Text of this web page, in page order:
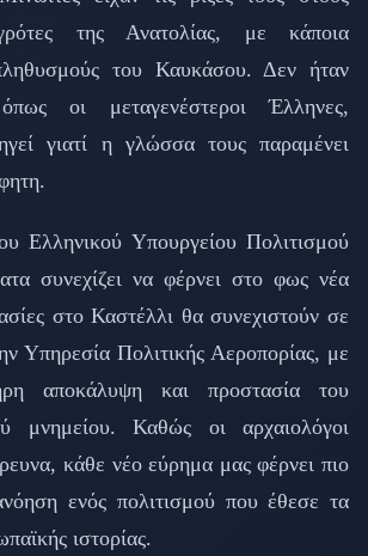
της Ανατολίας, με κάποια
του Καυκάσου. Δεν ήταν
όπως οι μεταγενέστεροι Έλληνες,
γιατί η γλώσσα τους παραμένει
Ελληνικού Υπουργείου Πολιτισμού
συνεχίζει να φέρνει στο φως νέα
στο Καστέλλι θα συνεχιστούν σε
Υπηρεσία Πολιτικής Αεροπορίας, με
αποκάλυψη και προστασία του
μνημείου. Καθώς οι αρχαιολόγοι
κάθε νέο εύρημα μας φέρνει πιο
ενός πολιτισμού που έθεσε τα
ιστορίας.